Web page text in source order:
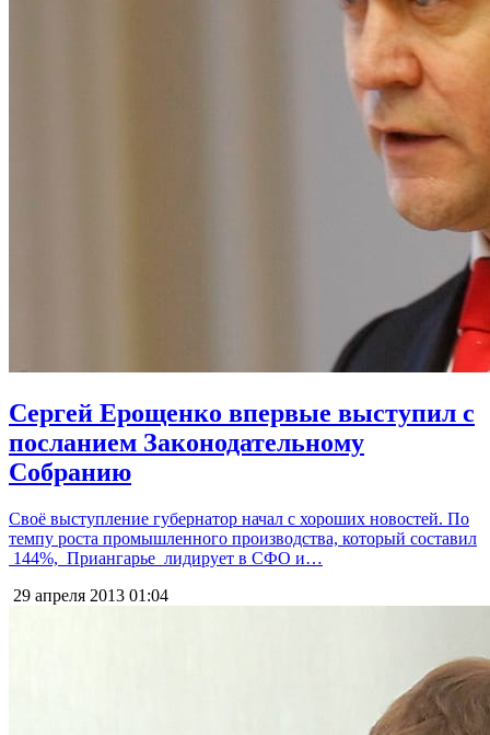
Сергей Ерощенко впервые выступил с
посланием Законодательному
Собранию
Своё выступление губернатор начал с хороших новостей. По
темпу роста промышленного производства, который составил
144%, Приангарье лидирует в СФО и…
29 апреля 2013 01:04